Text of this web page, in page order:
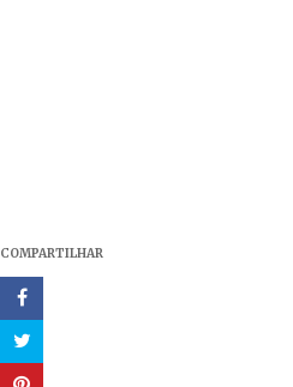
COMPARTILHAR